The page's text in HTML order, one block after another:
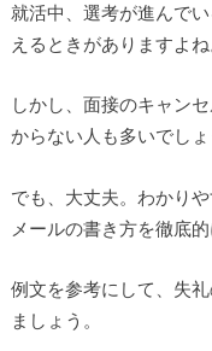
就活中、選考が進んで
えるときがありますよね
しかし、面接のキャン
からない人も多いでしょ
でも、大丈夫。わかり
メールの書き方を徹底
例文を参考にして、失
ましょう。